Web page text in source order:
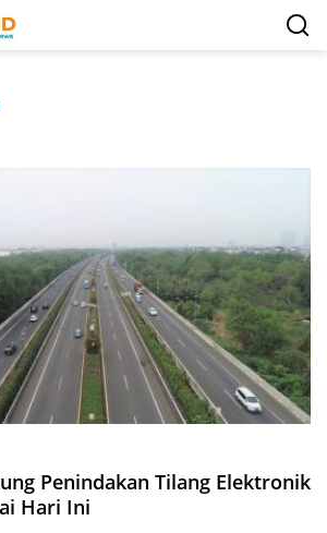
Penindakan Tilang Elektronik
Hari Ini